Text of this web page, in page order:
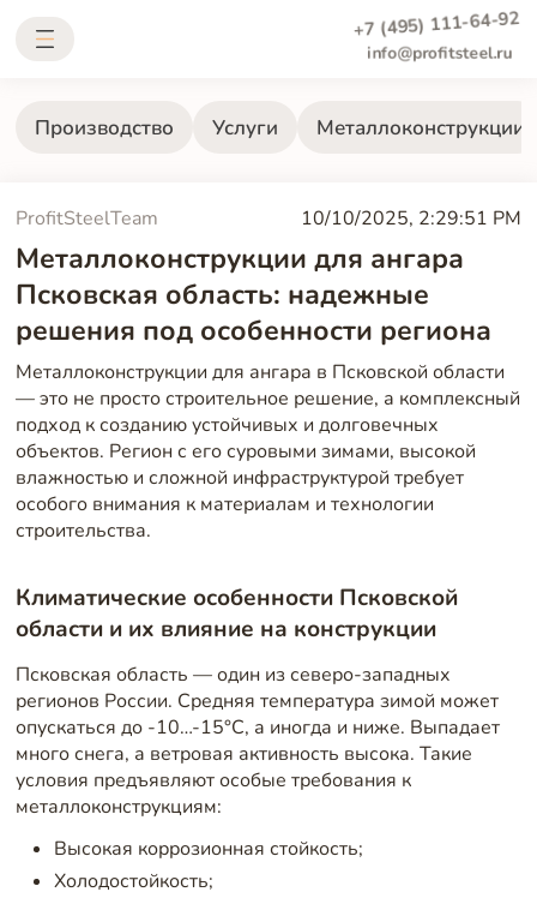
+7 (495) 111-64-92
info@profitsteel.ru
Производство Услуги Металлоконструкции
ProfitSteelTeam 10/10/2025, 2:29:51 PM
Металлоконструкции для ангара
Псковская область: надежные
решения под особенности региона
Металлоконструкции для ангара в Псковской области
— это не просто строительное решение, а комплексный
подход к созданию устойчивых и долговечных
объектов. Регион с его суровыми зимами, высокой
влажностью и сложной инфраструктурой требует
особого внимания к материалам и технологии
строительства.
Климатические особенности Псковской
области и их влияние на конструкции
Псковская область — один из северо-западных
регионов России. Средняя температура зимой может
опускаться до -10…-15°C, а иногда и ниже. Выпадает
много снега, а ветровая активность высока. Такие
условия предъявляют особые требования к
металлоконструкциям:
Высокая коррозионная стойкость;
Холодостойкость;